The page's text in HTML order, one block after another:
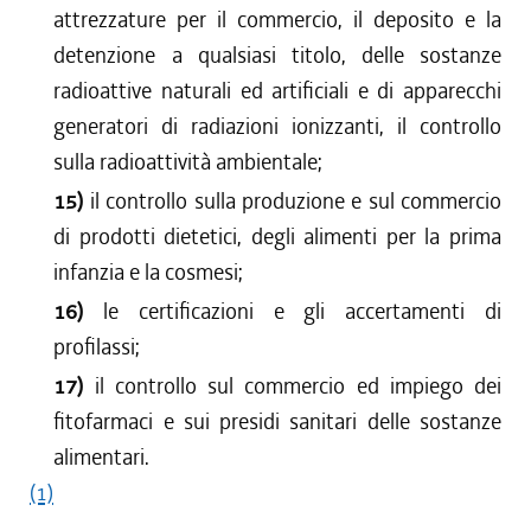
attrezzature per il commercio, il deposito e la
detenzione a qualsiasi titolo, delle sostanze
radioattive naturali ed artificiali e di apparecchi
generatori di radiazioni ionizzanti, il controllo
sulla radioattività ambientale;
15) il controllo sulla produzione e sul commercio
di prodotti dietetici, degli alimenti per la prima
infanzia e la cosmesi;
16) le certificazioni e gli accertamenti di
profilassi;
17) il controllo sul commercio ed impiego dei
fitofarmaci e sui presidi sanitari delle sostanze
alimentari.
(1)